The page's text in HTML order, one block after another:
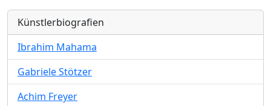
Künstlerbiografien
Ibrahim Mahama
Gabriele Stötzer
Achim Freyer